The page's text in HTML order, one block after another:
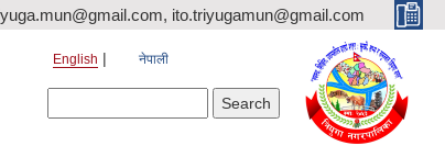
ito.triyugamun@gmail.com
English नेपाली